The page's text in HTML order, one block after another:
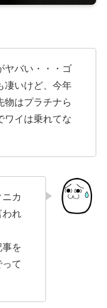
ヤバい・・・ゴ
凄いけど、今年
物はプラチナら
ワイは乗れてな
カ
われ
事を
て